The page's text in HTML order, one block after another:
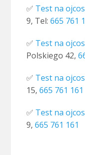
✅ Test na
9, Tel: 665 761
✅ Test na
Polskiego 42,
✅ Test na
15, 665 761 161
✅ Test na
9, 665 761 161